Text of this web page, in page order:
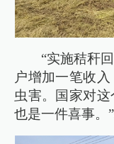
“实施秸秆
户增加一笔收
虫害。国家对
也是一件喜事。